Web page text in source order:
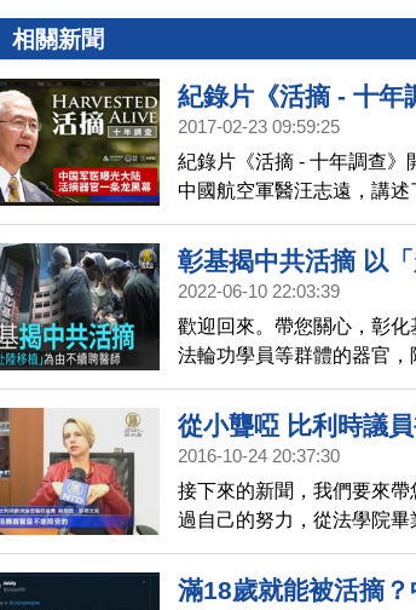
相關新聞
紀錄片《活摘 - 十年
2017-02-23 09:59:25
紀錄片《活摘 - 十年調查》
中國航空軍醫汪志遠，講
的結果。
彰基揭中共活摘 以
2022-06-10 22:03:39
歡迎回來。帶您關心，彰
法輪功學員等群體的器官
來源不明的中國大陸進行
此決定不續聘兩名醫師。
從小聾啞 比利時議
2016-10-24 20:37:30
接下來的新聞，我們要來
過自己的努力，從法學院
在，她是歐洲議會第三大
近距離採訪，這位被推薦
滿18歲就能被活摘？